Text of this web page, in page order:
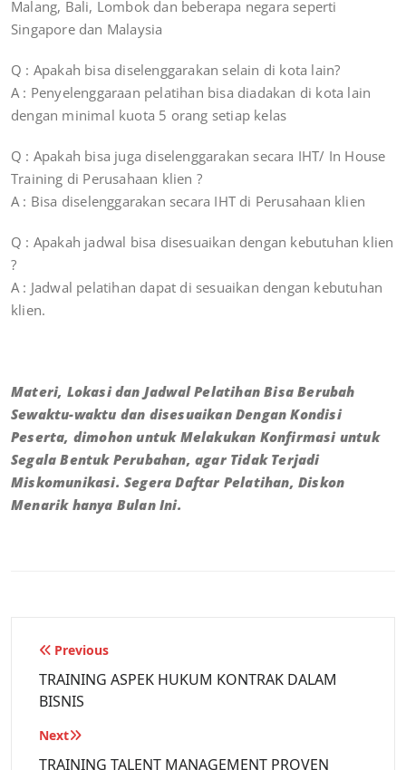
Malang, Bali, Lombok dan beberapa negara seperti
Singapore dan Malaysia
Q : Apakah bisa diselenggarakan selain di kota lain?
A : Penyelenggaraan pelatihan bisa diadakan di kota lain
dengan minimal kuota 5 orang setiap kelas
Q : Apakah bisa juga diselenggarakan secara IHT/ In House
Training di Perusahaan klien ?
A : Bisa diselenggarakan secara IHT di Perusahaan klien
Q : Apakah jadwal bisa disesuaikan dengan kebutuhan klien
?
A : Jadwal pelatihan dapat di sesuaikan dengan kebutuhan
klien.
Materi, Lokasi dan Jadwal Pelatihan Bisa Berubah
Sewaktu-waktu dan disesuaikan Dengan Kondisi
Peserta, dimohon untuk Melakukan Konfirmasi untuk
Segala Bentuk Perubahan, agar Tidak Terjadi
Miskomunikasi. Segera Daftar Pelatihan, Diskon
Menarik hanya Bulan Ini.
Previous
TRAINING ASPEK HUKUM KONTRAK DALAM
BISNIS
Next
TRAINING TALENT MANAGEMENT PROVEN